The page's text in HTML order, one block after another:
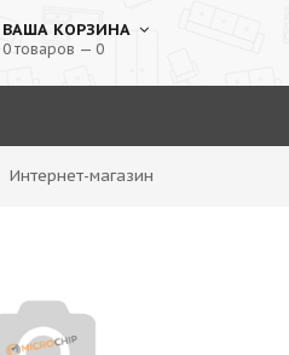
ВАША КОРЗИНА
0 товаров — 0
Интернет-магазин